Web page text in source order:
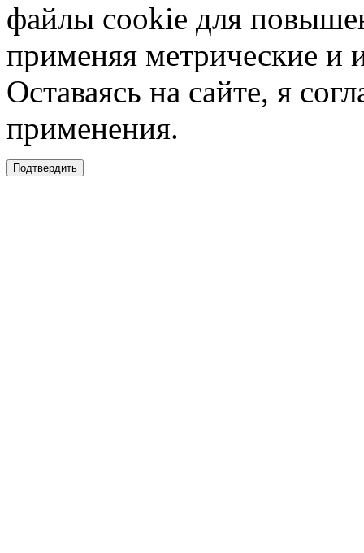
файлы cookie для
применяя метрические и
Оставаясь на сайте, я
применения.
Подтвердить